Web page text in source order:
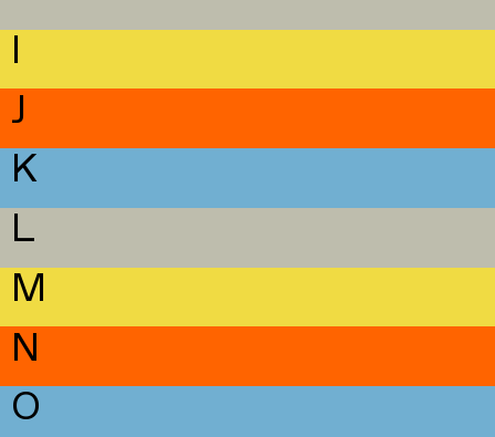
I
J
K
L
M
N
O